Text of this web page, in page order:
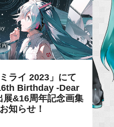
ライ 2023」にて
Birthday ‐Dear
&16周年記念画集
知らせ！